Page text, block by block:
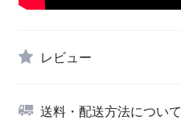
レビュー
送料・配送方法について